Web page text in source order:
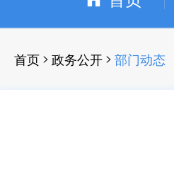
首页 > 政务公开 > 部门动态